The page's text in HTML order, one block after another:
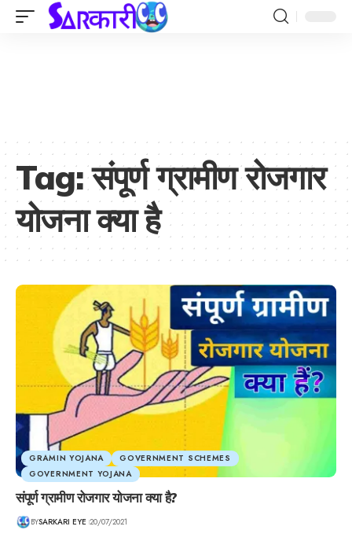
Tag:संपूर्ण ग्रामीण रोजगार
योजना क्या है
GRAMIN YOJANA
GOVERNMENT SCHEMES
GOVERNMENT YOJANA
संपूर्ण ग्रामीण रोजगार योजना क्या है?
BYSARKARI EYE 20/07/2021